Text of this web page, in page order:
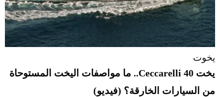
يخوت
يخت Ceccarelli 40.. ما مواصفات اليخت المستوحاة
من السيارات الخارقة؟ (فيديو)